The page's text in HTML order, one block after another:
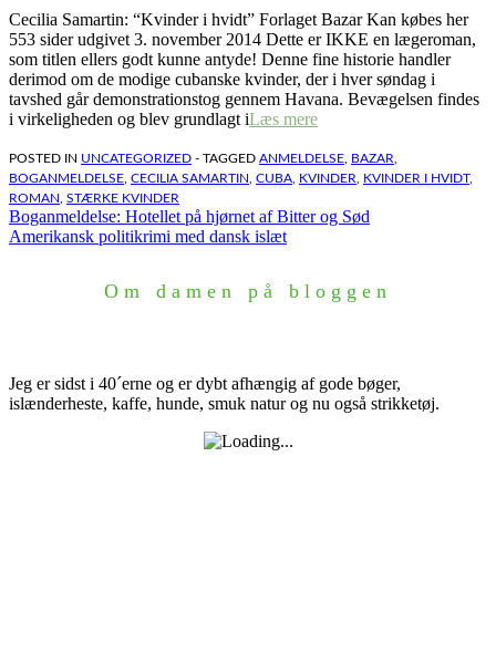
Cecilia Samartin: “Kvinder i hvidt” Forlaget Bazar Kan købes her
553 sider udgivet 3. november 2014 Dette er IKKE en lægeroman,
som titlen ellers godt kunne antyde! Denne fine historie handler
derimod om de modige cubanske kvinder, der i hver søndag i
tavshed går demonstrationstog gennem Havana. Bevægelsen findes
i virkeligheden og blev grundlagt iLæs mere
POSTED IN UNCATEGORIZED - TAGGED ANMELDELSE BAZAR
BOGANMELDELSE CECILIA SAMARTIN CUBA KVINDER KVINDER I HVIDT,
ROMAN
STÆRKE KVINDER
Indlægsnavigation
Boganmeldelse: Hotellet på hjørnet af Bitter og Sød
Amerikansk politikrimi med dansk islæt
Om damen på bloggen
Jeg er sidst i 40´erne og er dybt afhængig af gode bøger,
islænderheste, kaffe, hunde, smuk natur og nu også strikketøj.